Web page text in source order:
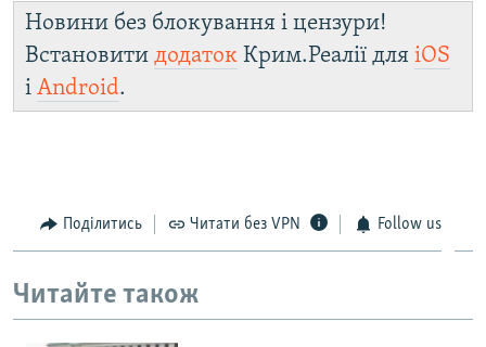
Новини без блокування і цензури!
Встановити додаток Крим.Реалії для iOS
і Android.
Поділитись Читати без VPN Follow us
Читайте також